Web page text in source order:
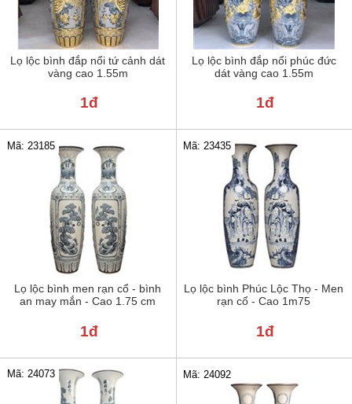
Lọ lộc bình đắp nổi tứ cảnh dát
vàng cao 1.55m
1đ
Lọ lộc bình đắp nổi phúc đức
dát vàng cao 1.55m
1đ
Lọ lộc bình men rạn cổ - bình
an may mắn - Cao 1.75 cm
Mã: 23185
1đ
Lọ lộc bình Phúc Lộc Thọ - Men
rạn cổ - Cao 1m75
Mã: 23435
1đ
Mã: 24073 Mã: 24092